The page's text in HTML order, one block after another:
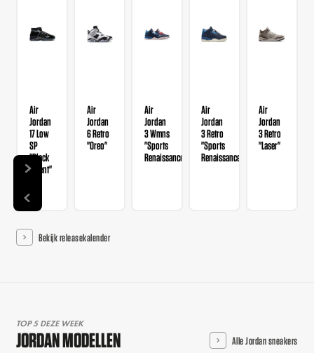
Air
Jordan
17 Low
SP
"Black
Patent"
Air
Jordan
6 Retro
"Oreo"
Air
Jordan
3 Wmns
"Sports
Renaissance"
Air
Jordan
3 Retro
"Sports
Renaissance"
Air
Jordan
3 Retro
"Laser"
Bekijk releasekalender
TOP 5 DEZE WEEK
JORDAN MODELLEN Alle Jordan sneakers